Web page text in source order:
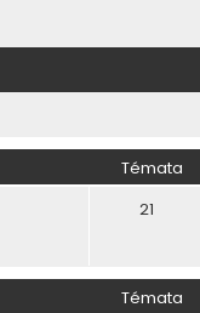
Témata
21
Témata